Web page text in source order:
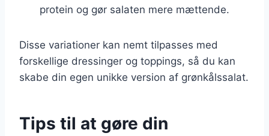
protein og gør salaten mere mættende.
Disse variationer kan nemt tilpasses med
forskellige dressinger og toppings, så du kan
skabe din egen unikke version af grønkålssalat.
Tips til at gøre din